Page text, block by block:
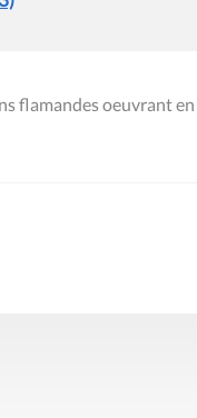
flamandes oeuvrant en